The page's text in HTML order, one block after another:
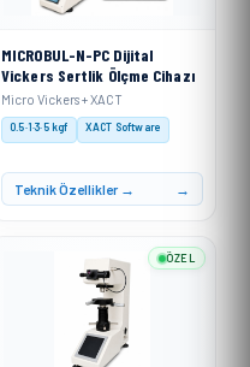
MICROBUL-N-PC Dijital
Vickers Sertlik Ölçme Cihazı
Micro Vickers + XACT
0.5·1·3·5 kgf XACT Software
Teknik Özellikler →
ÖZEL